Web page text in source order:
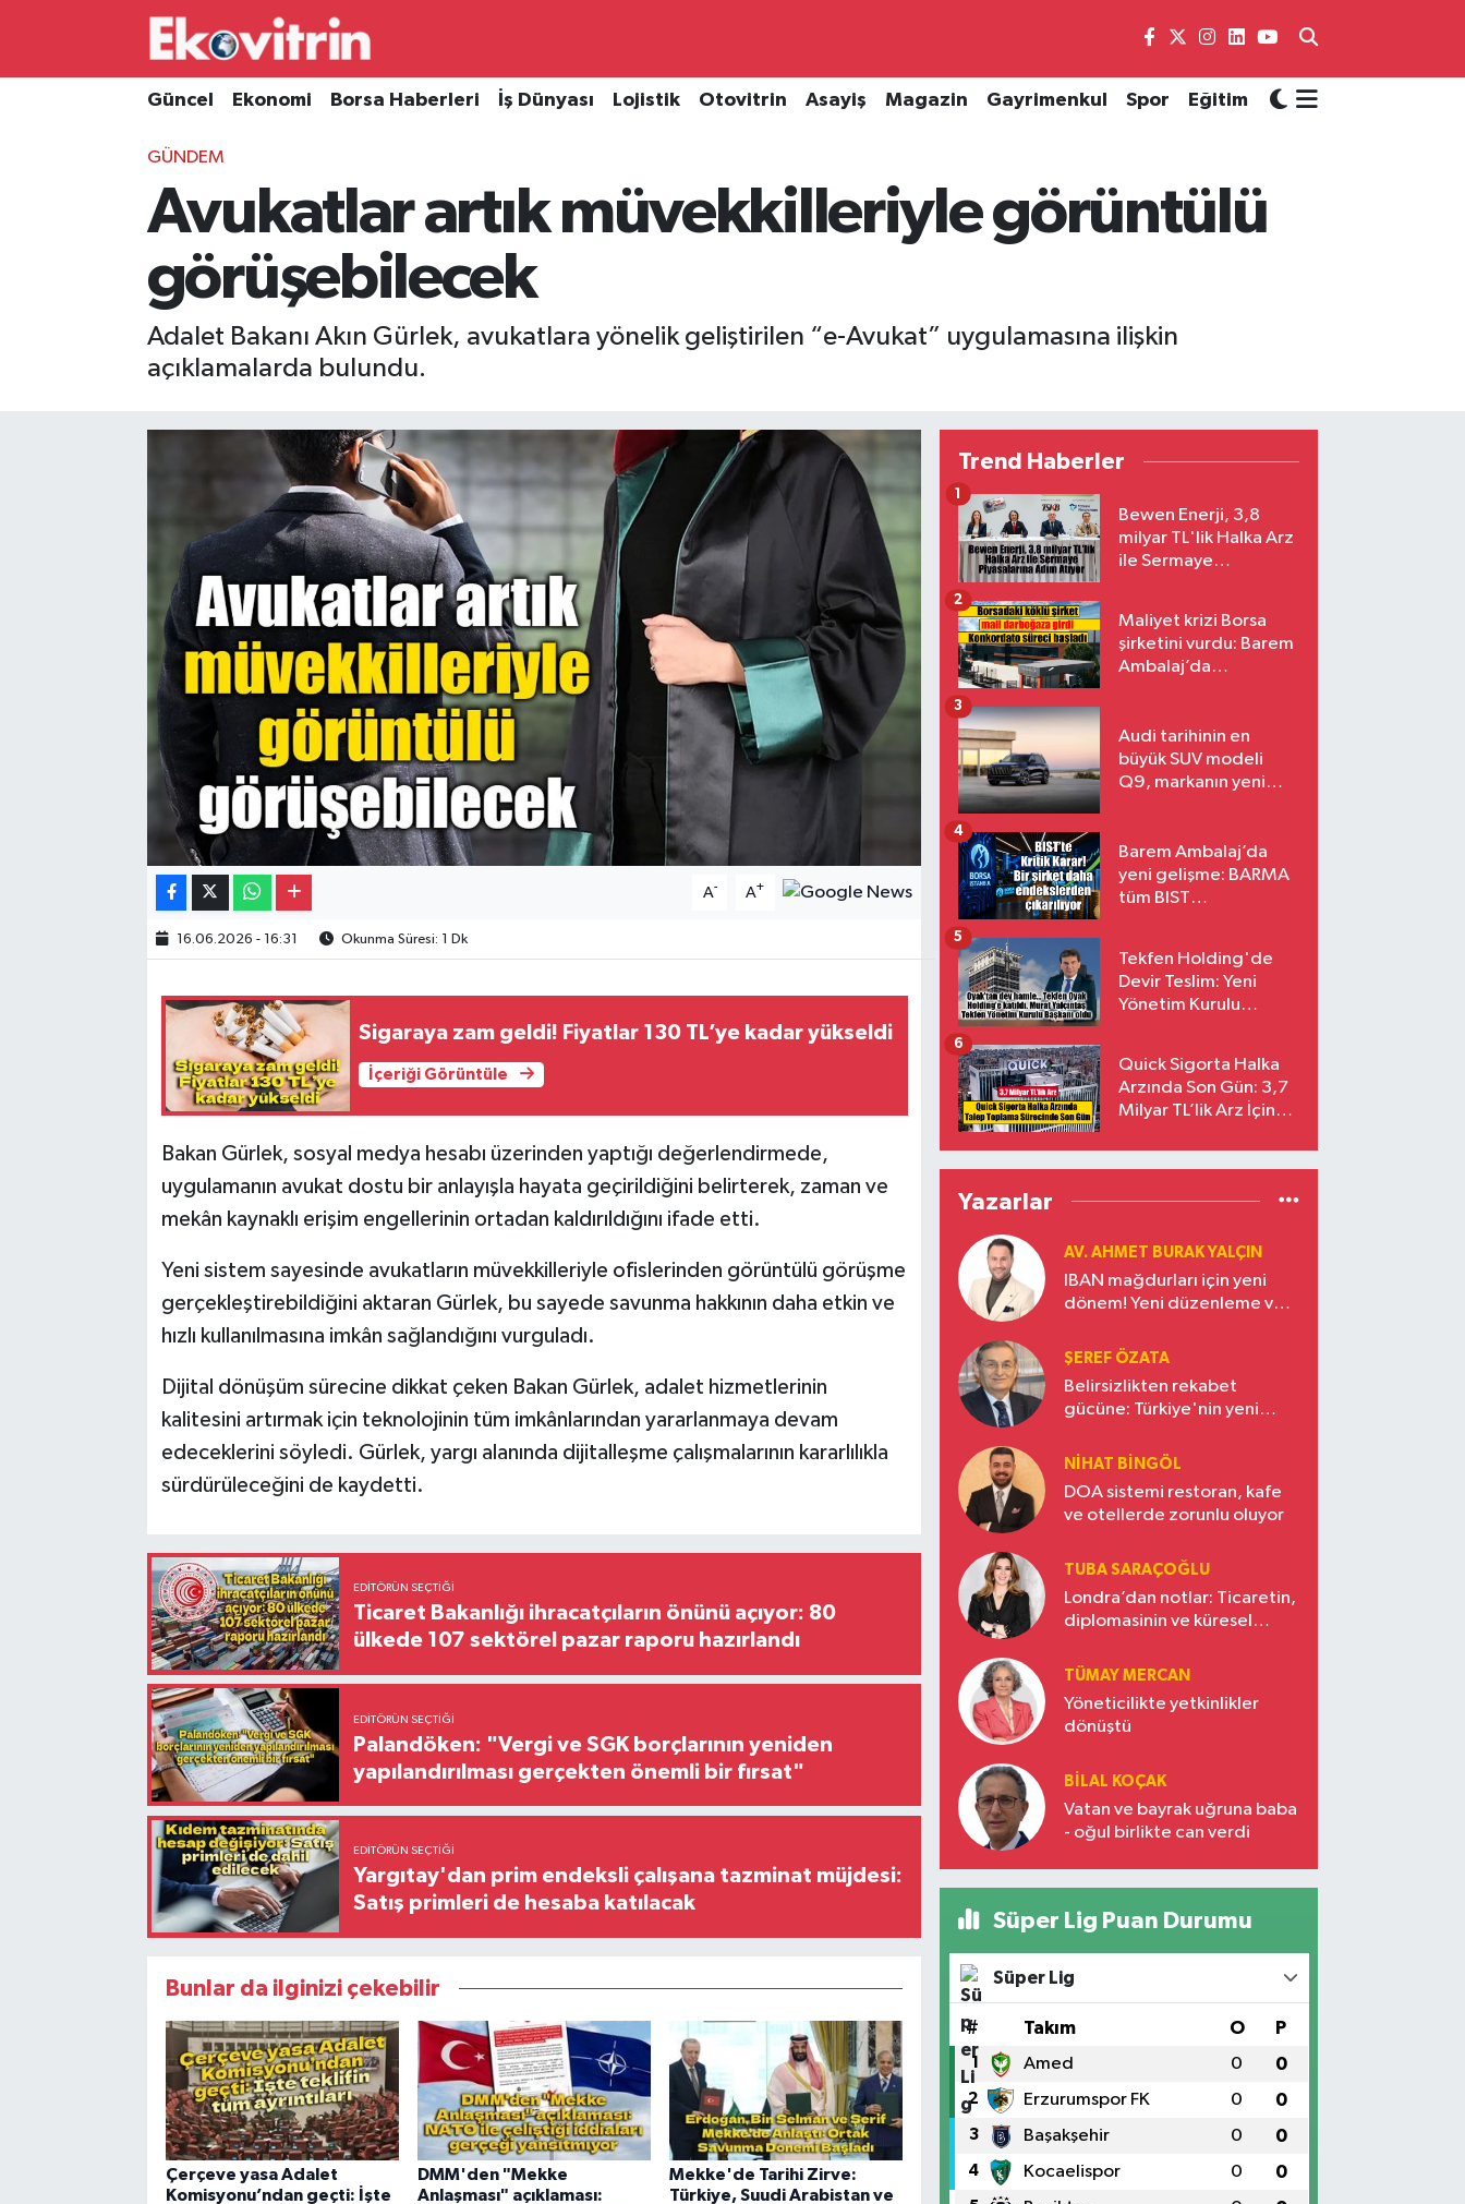
Güncel Ekonomi Borsa Haberleri İş Dünyası Lojistik Otovitrin Asayiş Magazin Gayrimenkul Spor Eğitim
GÜNDEM
Avukatlar artık müvekkilleriyle görüntülü
görüşebilecek
Adalet Bakanı Akın Gürlek, avukatlara yönelik geliştirilen “e-Avukat” uygulamasına ilişkin
açıklamalarda bulundu.
A- A+
16.06.2026 - 16:31 Okunma Süresi: 1 Dk
Sigaraya zam geldi! Fiyatlar 130 TL’ye kadar yükseldi
İçeriği Görüntüle
Bakan Gürlek, sosyal medya hesabı üzerinden yaptığı değerlendirmede,
uygulamanın avukat dostu bir anlayışla hayata geçirildiğini belirterek, zaman ve
mekân kaynaklı erişim engellerinin ortadan kaldırıldığını ifade etti.
Yeni sistem sayesinde avukatların müvekkilleriyle ofislerinden görüntülü görüşme
gerçekleştirebildiğini aktaran Gürlek, bu sayede savunma hakkının daha etkin ve
hızlı kullanılmasına imkân sağlandığını vurguladı.
Dijital dönüşüm sürecine dikkat çeken Bakan Gürlek, adalet hizmetlerinin
kalitesini artırmak için teknolojinin tüm imkânlarından yararlanmaya devam
edeceklerini söyledi. Gürlek, yargı alanında dijitalleşme çalışmalarının kararlılıkla
sürdürüleceğini de kaydetti.
EDITÖRÜN SEÇTIĞI
Ticaret Bakanlığı ihracatçıların önünü açıyor: 80
ülkede 107 sektörel pazar raporu hazırlandı
EDITÖRÜN SEÇTIĞI
Palandöken: "Vergi ve SGK borçlarının yeniden
yapılandırılması gerçekten önemli bir fırsat"
EDITÖRÜN SEÇTIĞI
Yargıtay'dan prim endeksli çalışana tazminat müjdesi:
Satış primleri de hesaba katılacak
Bunlar da ilginizi çekebilir
Çerçeve yasa Adalet
Komisyonu’ndan geçti: İşte
DMM'den "Mekke
Anlaşması" açıklaması:
Mekke'de Tarihi Zirve:
Türkiye, Suudi Arabistan ve
Trend Haberler
Bewen Enerji, 3,8
milyar TL'lik Halka Arz
ile Sermaye
1
Maliyet krizi Borsa
şirketini vurdu: Barem
Ambalaj’da
2
Audi tarihinin en
büyük SUV modeli
Q9, markanın yeni
3
Barem Ambalaj’da
yeni gelişme: BARMA
tüm BIST
4
Tekfen Holding'de
Devir Teslim: Yeni
Yönetim Kurulu
5
Quick Sigorta Halka
Arzında Son Gün: 3,7
Milyar TL’lik Arz İçin
Eriyor
6
Yazarlar
AV. AHMET BURAK YALÇIN
IBAN mağdurları için yeni
dönem! Yeni düzenleme ve
ŞEREF ÖZATA
Belirsizlikten rekabet
gücüne: Türkiye'nin yeni
NIHAT BINGÖL
DOA sistemi restoran, kafe
ve otellerde zorunlu oluyor
TUBA SARAÇOĞLU
Londra’dan notlar: Ticaretin,
diplomasinin ve küresel
Türkiye’nin yükselen gücü
TÜMAY MERCAN
Yöneticilikte yetkinlikler
dönüştü
BILAL KOÇAK
Vatan ve bayrak uğruna baba
- oğul birlikte can verdi
Süper Lig Puan Durumu
Süper Lig
# Takım O P
1 Amed 0 0
2 Erzurumspor FK 0 0
3 Başakşehir 0 0
4 Kocaelispor 0 0
Güncel
Borsa Haberleri
Hava Durumu
Süper Lig Puan Durumu ve Fikstür
Son Dakika Haberleri
Haber Arşivi